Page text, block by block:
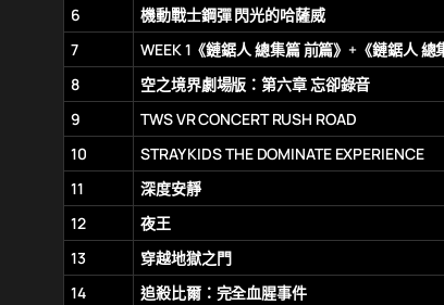
6
機動戰士鋼彈 閃光的哈薩威
7
WEEK 1《鏈鋸人 總集篇 前篇》+《鏈鋸人 總
8
空之境界劇場版：第六章 忘卻錄音
9
TWS VR CONCERT RUSH ROAD
10
STRAY KIDS THE DOMINATE EXPERIENCE
11
深度安靜
12
夜王
13
穿越地獄之門
14
追殺比爾：完全血腥事件